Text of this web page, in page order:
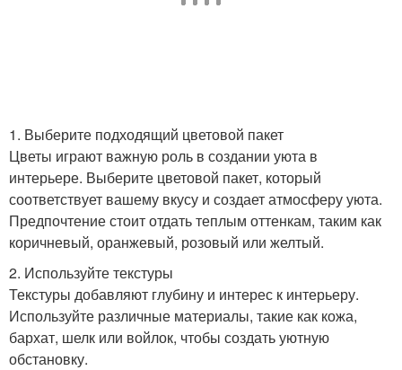
1. Выберите подходящий цветовой пакет
Цветы играют важную роль в создании уюта в
интерьере. Выберите цветовой пакет, который
соответствует вашему вкусу и создает атмосферу уюта.
Предпочтение стоит отдать теплым оттенкам, таким как
коричневый, оранжевый, розовый или желтый.
2. Используйте текстуры
Текстуры добавляют глубину и интерес к интерьеру.
Используйте различные материалы, такие как кожа,
бархат, шелк или войлок, чтобы создать уютную
обстановку.